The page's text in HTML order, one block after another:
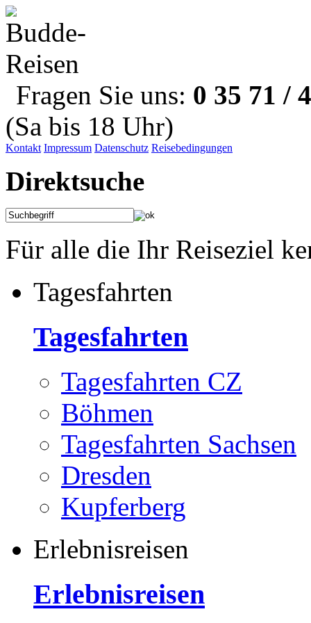
Fragen Sie uns: 0 35 71 /
(Sa bis 18 Uhr)
Kontakt Impressum Datenschutz Reisebedingungen
Direktsuche
Für alle die Ihr Reiseziel
Tagesfahrten
Tagesfahrten
Tagesfahrten CZ
Böhmen
Tagesfahrten Sachsen
Dresden
Kupferberg
Erlebnisreisen
Erlebnisreisen